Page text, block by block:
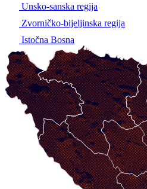
Unsko-sanska regija
Zvorničko-bijeljinska regija
Istočna Bosna